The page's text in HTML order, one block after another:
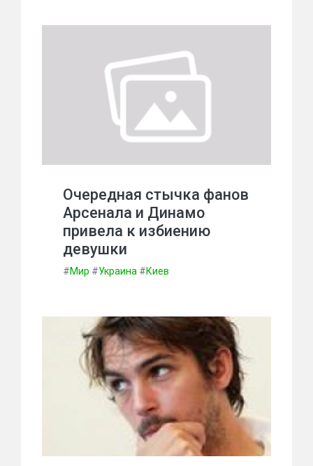
Очередная стычка фанов
Арсенала и Динамо
привела к избиению
девушки
#Мир #Украина #Киев